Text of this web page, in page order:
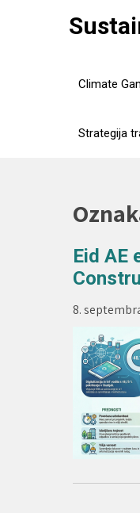
Climate
Strategija
Eid AE
8.